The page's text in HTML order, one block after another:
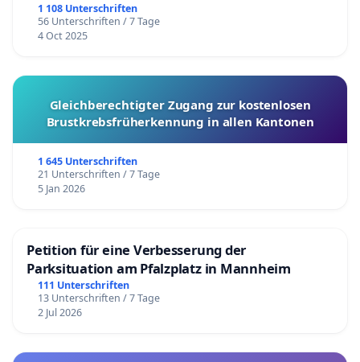
1 108 Unterschriften
56 Unterschriften / 7 Tage
4 Oct 2025
Gleichberechtigter Zugang zur kostenlosen
Brustkrebsfrüherkennung in allen Kantonen
1 645 Unterschriften
21 Unterschriften / 7 Tage
5 Jan 2026
Petition für eine Verbesserung der
Parksituation am Pfalzplatz in Mannheim
111 Unterschriften
13 Unterschriften / 7 Tage
2 Jul 2026